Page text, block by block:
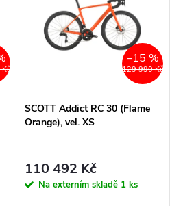
129 990 Kč
–15 %
SCOTT Addict RC 30 (Flame
Orange), vel. XS
110 492 Kč
Na externím skladě 1 ks